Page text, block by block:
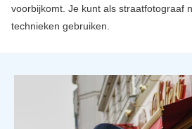
voorbijkomt. Je kunt als straatfotograaf
technieken gebruiken.